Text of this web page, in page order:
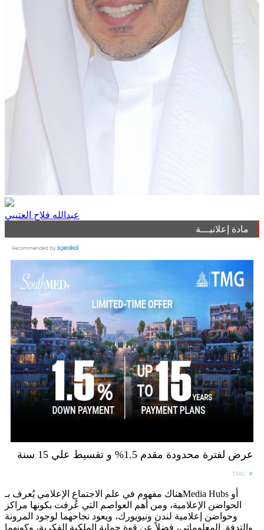
عبدالله فلاح العتيبي
مادة إعلانيـــة
عرض لفترة محدودة مقدم 1.5% و تقسيط علي 15 سنة
TMG
هناك مفهوم في علم الاجتماع الإعلامي يُعرف بـMedia Hubs أو
الحواضن الإعلامية، ومن أهم العواصم التي عُرفت بكونها مراكز
وحواضن إعلامية لندن ونيويورك، ويعود نجاحهما لوجود المرونة
والتدفق المعلوماتي، فضلاً عن قوة حماية الملكية الفكرية، وكونهما